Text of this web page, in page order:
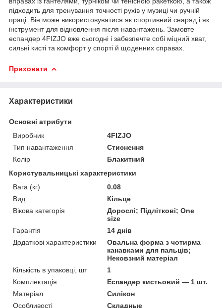
підходить для тренування точності рухів у музиці чи ручній
праці. Він може використовуватися як спортивний снаряд і як
інструмент для відновлення після навантажень. Замовте
еспандер 4FIZJO вже сьогодні і забезпечте собі міцний хват,
сильні кисті та комфорт у спорті й щоденних справах.
Приховати
Характеристики
Основні атрибути
Виробник
4FIZJO
Тип навантаження
Стиснення
Колір
Блакитний
Користувальницькі характеристики
Вага (кг)
0.08
Вид
Кільце
Вікова категорія
Дорослі; Підліткові; One
size
Гарантія
14 днів
Додаткові характеристики
Овальна форма з чотирма
канавками для пальців;
Нековзний матеріал
Кількість в упаковці, шт
1
Комплектація
Еспандер кистьовий — 1 шт.
Матеріал
Силікон
Особливості
Складные